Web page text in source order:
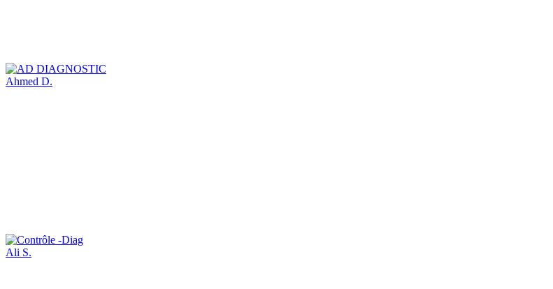
Ahmed D.
Ali S.